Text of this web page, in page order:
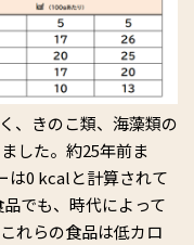
、きのこ類、海藻類の
した。約25年前ま
は0 kcalと計算されて
でも、時代によって
れらの食品は低カロ